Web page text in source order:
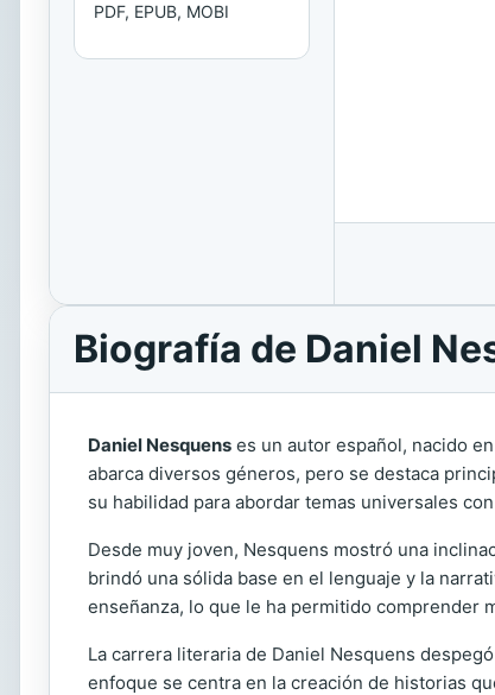
PDF, EPUB, MOBI
Biografía de Daniel
Daniel Nesquens es un autor español, nacido en
abarca diversos géneros, pero se destaca
su habilidad para abordar temas universales
Desde muy joven, Nesquens mostró una
brindó una sólida base en el lenguaje y la
enseñanza, lo que le ha permitido comprender
La carrera literaria de Daniel Nesquens
enfoque se centra en la creación de historias